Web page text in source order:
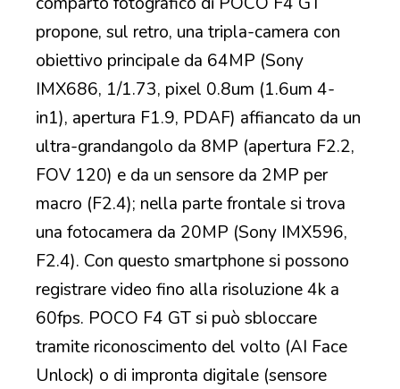
propone, sul retro, una tripla-camera con
obiettivo principale da 64MP (Sony
IMX686, 1/1.73, pixel 0.8um (1.6um 4-
in1), apertura F1.9, PDAF) affiancato da un
ultra-grandangolo da 8MP (apertura F2.2,
FOV 120) e da un sensore da 2MP per
macro (F2.4); nella parte frontale si trova
una fotocamera da 20MP (Sony IMX596,
F2.4). Con questo smartphone si possono
registrare video fino alla risoluzione 4k a
60fps. POCO F4 GT si può sbloccare
tramite riconoscimento del volto (AI Face
Unlock) o di impronta digitale (sensore